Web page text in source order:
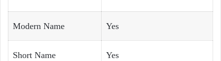
Modern Name Yes
Short Name Yes